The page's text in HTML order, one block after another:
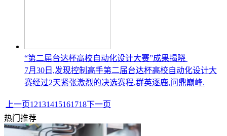
“第二届台达杯高校自动化设计大赛”成果揭晓
7月30日,发现控制高手第二届台达杯高校自动化设计大
赛经过2天紧张激烈的决选赛程,群英逐鹿,问鼎巅峰.
上一页12131415161718下一页
热门推荐